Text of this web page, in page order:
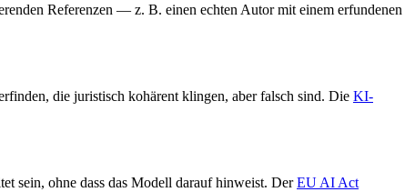
Referenzen — z. B. einen echten Autor mit einem erfundenen
die juristisch kohärent klingen, aber falsch sind. Die KI-
sein, ohne dass das Modell darauf hinweist. DerEU AI Act